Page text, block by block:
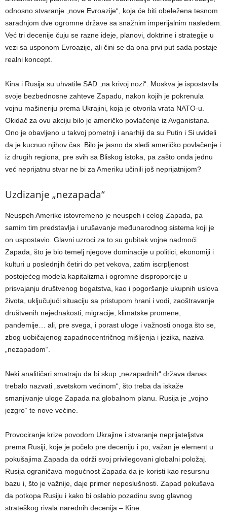
odnosno stvaranje „nove Evroazije“, koja će biti obeležena tesnom
saradnjom dve ogromne države sa snažnim imperijalnim nasleđem.
Već tri decenije čuju se razne ideje, planovi, doktrine i strategije u
vezi sa usponom Evroazije, ali čini se da ona prvi put sada postaje
realni koncept.
Kina i Rusija su uhvatile SAD „na krivoj nozi“. Moskva je ispostavila
svoje bezbednosne zahteve Zapadu, nakon kojih je pokrenula
vojnu mašineriju prema Ukrajini, koja je otvorila vrata NATO-u.
Okidač za ovu akciju bilo je američko povlačenje iz Avganistana.
Ono je obavljeno u takvoj pometnji i anarhiji da su Putin i Si uvideli
da je kucnuo njihov čas. Bilo je jasno da sledi američko povlačenje i
iz drugih regiona, pre svih sa Bliskog istoka, pa zašto onda jednu
već neprijatnu stvar ne bi za Ameriku učinili još neprijatnijom?
Uzdizanje „nezapada“
Neuspeh Amerike istovremeno je neuspeh i celog Zapada, pa
samim tim predstavlja i urušavanje međunarodnog sistema koji je
on uspostavio. Glavni uzroci za to su gubitak vojne nadmoći
Zapada, što je bio temelj njegove dominacije u politici, ekonomiji i
kulturi u poslednjih četiri do pet vekova, zatim iscrpljenost
postojećeg modela kapitalizma i ogromne disproporcije u
prisvajanju društvenog bogatstva, kao i pogoršanje ukupnih uslova
života, uključujući situaciju sa pristupom hrani i vodi, zaoštravanje
društvenih nejednakosti, migracije, klimatske promene,
pandemije… ali, pre svega, i porast uloge i važnosti onoga što se,
zbog uobičajenog zapadnocentričnog mišljenja i jezika, naziva
„nezapadom“.
Neki analitičari smatraju da bi skup „nezapadnih“ država danas
trebalo nazvati „svetskom većinom“, što treba da iskaže
smanjivanje uloge Zapada na globalnom planu. Rusija je „vojno
jezgro“ te nove većine.
Provociranje krize povodom Ukrajine i stvaranje neprijateljstva
prema Rusiji, koje je počelo pre deceniju i po, važan je element u
pokušajima Zapada da održi svoj privilegovani globalni položaj.
Rusija ograničava mogućnost Zapada da je koristi kao resursnu
bazu i, što je važnije, daje primer neposlušnosti. Zapad pokušava
da potkopa Rusiju i kako bi oslabio pozadinu svog glavnog
strateškog rivala narednih decenija – Kine.